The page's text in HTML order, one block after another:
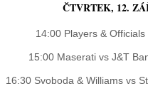
ČTVRTEK, 12.
14:00 Players &
15:00 Maserati vs J&T
16:30 Svoboda & Williams vs